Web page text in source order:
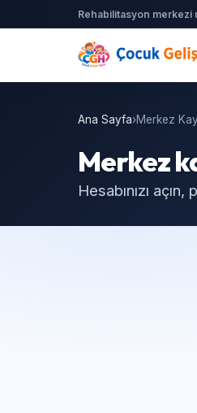
Rehabilitasyon merkezi
Ana Sayfa›Merkez
Merkez
Hesabınızı